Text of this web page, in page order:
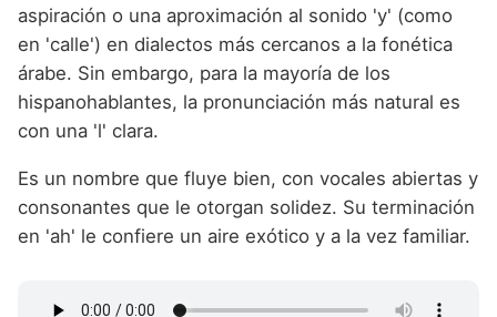
aspiración o una aproximación al sonido 'y' (como
en 'calle') en dialectos más cercanos a la fonética
árabe. Sin embargo, para la mayoría de los
hispanohablantes, la pronunciación más natural es
con una 'l' clara.
Es un nombre que fluye bien, con vocales abiertas y
consonantes que le otorgan solidez. Su terminación
en 'ah' le confiere un aire exótico y a la vez familiar.